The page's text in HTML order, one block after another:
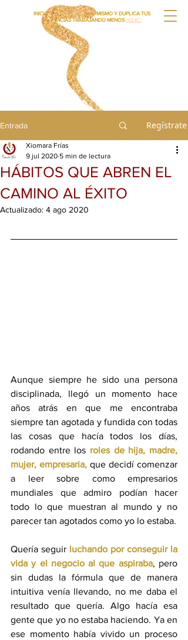
INICIA TU AUDITORIA HOY MISMO Y DUPLICA TUS
GANANCIAS TRABAJANDO MENOS::CLIC::
Entrada Regístrate
HÁBITOS QUE ABREN EL
CAMINO AL ÉXITO
Xiomara Frías
9 jul 2020 5 min de lectura
Actualizado: 4 ago 2020
Aunque siempre he sido una persona
disciplinada, llegó un momento hace
años atrás en que me encontraba
siempre tan agotada y fundida con todas
las cosas que hacía todos los días,
rodando entre los roles de hija, madre,
mujer, empresaria, que decidí comenzar
a leer sobre como empresarios
mundiales que admiro podían hacer
todo lo que muestran al mundo y no
parecer tan agotados como yo lo estaba.
Quería seguir luchando por conseguir la
vida y el negocio al que aspiraba, pero
sin dudas la fórmula que de manera
intuitiva venía llevando, no me daba el
resultado que quería. Algo hacía esa
gente que yo no estaba haciendo. Ya en
ese momento había vivido un proceso